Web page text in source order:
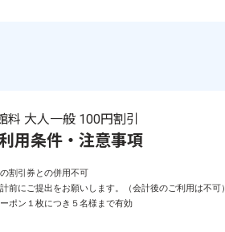
料 大人一般 100円割引
用条件・注意事項
の割引券との併用不可
前にご提出をお願いします。（会計後のご利用は不可）
ーポン１枚につき５名様まで有効